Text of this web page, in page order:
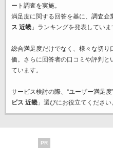
ート調査を実施。
満足度に関する回答を基に、調査企
ス 近畿」ランキングを発表していま
総合満足度だけでなく、様々な切り
価。さらに回答者の口コミや評判と
ています。
サービス検討の際、“ユーザー満足
ビス 近畿」選びにお役立てください
PR